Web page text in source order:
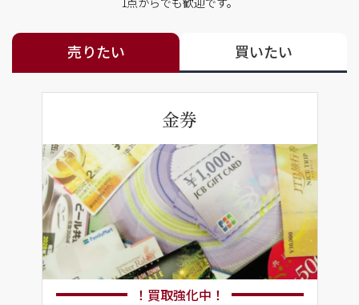
売りたい 買いたい
金券
！買取強化中！